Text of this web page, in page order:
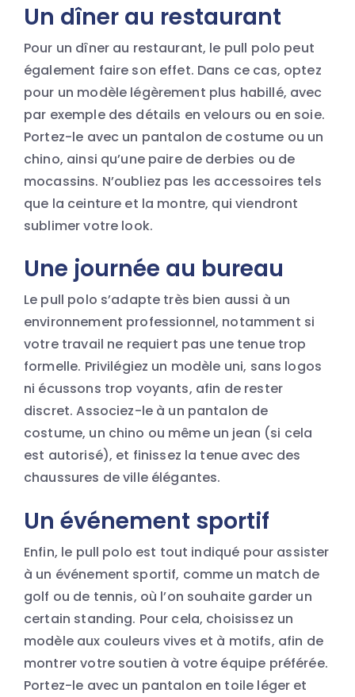
Un dîner au restaurant
Pour un dîner au restaurant, le pull polo peut
également faire son effet. Dans ce cas, optez
pour un modèle légèrement plus habillé, avec
par exemple des détails en velours ou en soie.
Portez-le avec un pantalon de costume ou un
chino, ainsi qu’une paire de derbies ou de
mocassins. N’oubliez pas les accessoires tels
que la ceinture et la montre, qui viendront
sublimer votre look.
Une journée au bureau
Le pull polo s’adapte très bien aussi à un
environnement professionnel, notamment si
votre travail ne requiert pas une tenue trop
formelle. Privilégiez un modèle uni, sans logos
ni écussons trop voyants, afin de rester
discret. Associez-le à un pantalon de
costume, un chino ou même un jean (si cela
est autorisé), et finissez la tenue avec des
chaussures de ville élégantes.
Un événement sportif
Enfin, le pull polo est tout indiqué pour assister
à un événement sportif, comme un match de
golf ou de tennis, où l’on souhaite garder un
certain standing. Pour cela, choisissez un
modèle aux couleurs vives et à motifs, afin de
montrer votre soutien à votre équipe préférée.
Portez-le avec un pantalon en toile léger et